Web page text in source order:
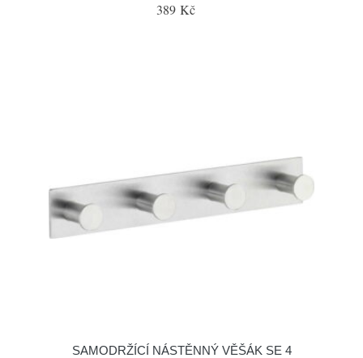
389 Kč
SAMODRŽÍCÍ NÁSTĚNNÝ VĚŠÁK SE 4